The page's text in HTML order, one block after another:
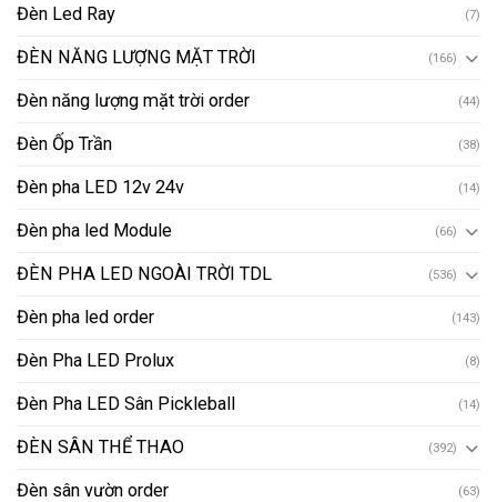
Đèn Led Ray (7)
ĐÈN NĂNG LƯỢNG MẶT TRỜI (166)
Đèn năng lượng mặt trời order (44)
Đèn Ốp Trần (38)
Đèn pha LED 12v 24v (14)
Đèn pha led Module (66)
ĐÈN PHA LED NGOÀI TRỜI TDL (536)
Đèn pha led order (143)
Đèn Pha LED Prolux (8)
Đèn Pha LED Sân Pickleball (14)
ĐÈN SÂN THỂ THAO (392)
Đèn sân vườn order (63)